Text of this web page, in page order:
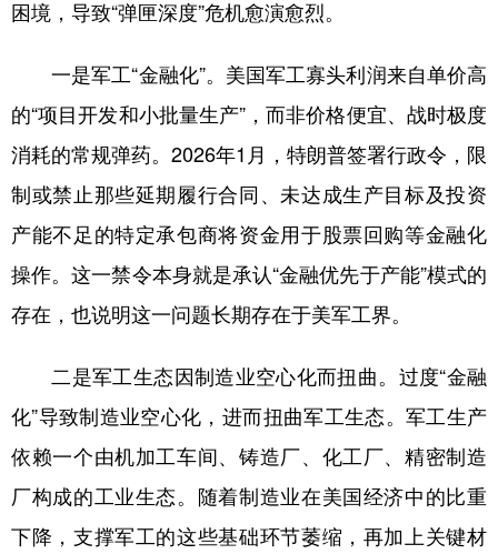
困境，导致“弹匣深度”危机愈演愈烈。
一是军工“金融化”。美国军工寡头利润来自单价高
的“项目开发和小批量生产”，而非价格便宜、战时极度
消耗的常规弹药。2026年1月，特朗普签署行政令，限
制或禁止那些延期履行合同、未达成生产目标及投资
产能不足的特定承包商将资金用于股票回购等金融化
操作。这一禁令本身就是承认“金融优先于产能”模式的
存在，也说明这一问题长期存在于美军工界。
二是军工生态因制造业空心化而扭曲。过度“金融
化”导致制造业空心化，进而扭曲军工生态。军工生产
依赖一个由机加工车间、铸造厂、化工厂、精密制造
厂构成的工业生态。随着制造业在美国经济中的比重
下降，支撑军工的这些基础环节萎缩，再加上关键材